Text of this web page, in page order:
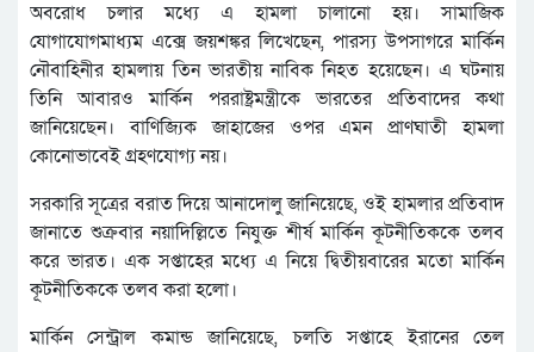
অবরোধ চলার মধ্যে এ হামলা চালানো হয়। সামাজিক
যোগাযোগমাধ্যম এক্সে জয়শঙ্কর লিখেছেন, পারস্য উপসাগরে মার্কিন
নৌবাহিনীর হামলায় তিন ভারতীয় নাবিক নিহত হয়েছেন। এ ঘটনায়
তিনি আবারও মার্কিন পররাষ্ট্রমন্ত্রীকে ভারতের প্রতিবাদের কথা
জানিয়েছেন। বাণিজ্যিক জাহাজের ওপর এমন প্রাণঘাতী হামলা
কোনোভাবেই গ্রহণযোগ্য নয়।
সরকারি সূত্রের বরাত দিয়ে আনাদোলু জানিয়েছে, ওই হামলার প্রতিবাদ
জানাতে শুক্রবার নয়াদিল্লিতে নিযুক্ত শীর্ষ মার্কিন কূটনীতিককে তলব
করে ভারত। এক সপ্তাহের মধ্যে এ নিয়ে দ্বিতীয়বারের মতো মার্কিন
কূটনীতিককে তলব করা হলো।
মার্কিন সেন্ট্রাল কমান্ড জানিয়েছে, চলতি সপ্তাহে ইরানের তেল